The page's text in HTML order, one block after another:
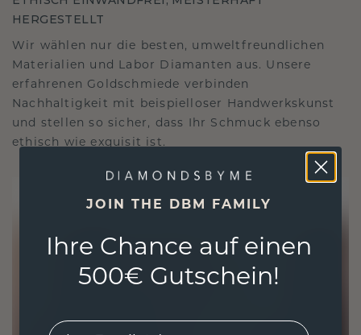
HERGESTELLT
Wir wählen nur die besten, umweltfreundlichen
Materialien und Labor Diamanten aus. Unsere
erfahrenen Goldschmiede verbinden
Nachhaltigkeit mit beispielloser Handwerkskunst
und stellen so sicher, dass Ihr Schmuck ebenso
ethisch wie exquisit ist.
JOIN THE DBM FAMILY
Ihre Chance auf einen
500€ Gutschein!
EMail